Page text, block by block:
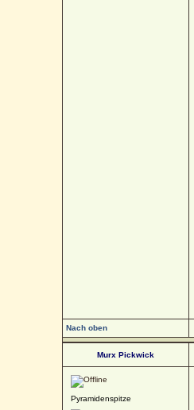
Nach oben
Murx Pickwick
Pyramidenspitze